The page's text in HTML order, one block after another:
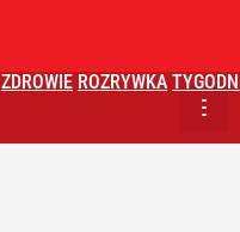
ZDROWIE ROZRYWKA